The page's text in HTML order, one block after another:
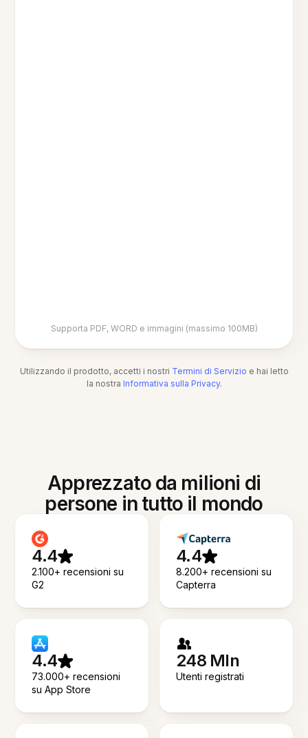
Supporta PDF, WORD e immagini (massimo 100MB)
Utilizzando il prodotto, accetti i nostri Termini di Servizio e hai letto
la nostra Informativa sulla Privacy.
Apprezzato da milioni di
persone in tutto il mondo
4.4
2.100+ recensioni su
G2
4.4
8.200+ recensioni su
Capterra
4.4
73.000+ recensioni
su App Store
248 Mln
Utenti registrati